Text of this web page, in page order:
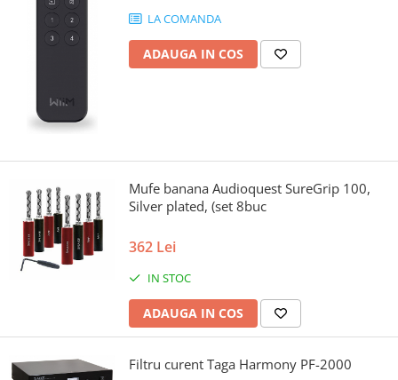
LA COMANDA
ADAUGA IN COS
Mufe banana Audioquest SureGrip 100,
Silver plated, (set 8buc
362 Lei
IN STOC
ADAUGA IN COS
Filtru curent Taga Harmony PF-2000